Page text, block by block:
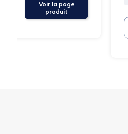
Voir la page
produit